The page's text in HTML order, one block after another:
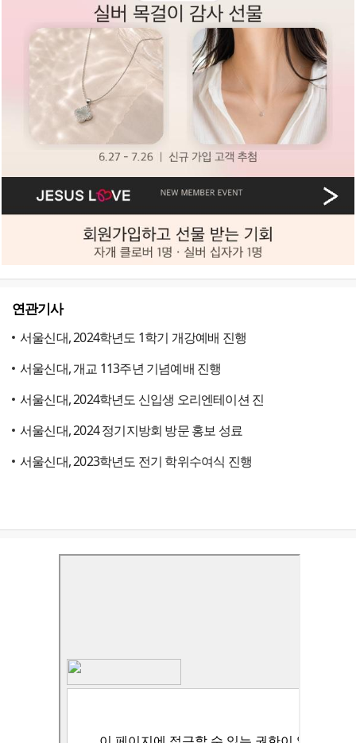
연관기사
서울신대, 2024학년도 1학기 개강예배 진행
서울신대, 개교 113주년 기념예배 진행
서울신대, 2024학년도 신입생 오리엔테이션 진
서울신대, 2024 정기지방회 방문 홍보 성료
서울신대, 2023학년도 전기 학위수여식 진행